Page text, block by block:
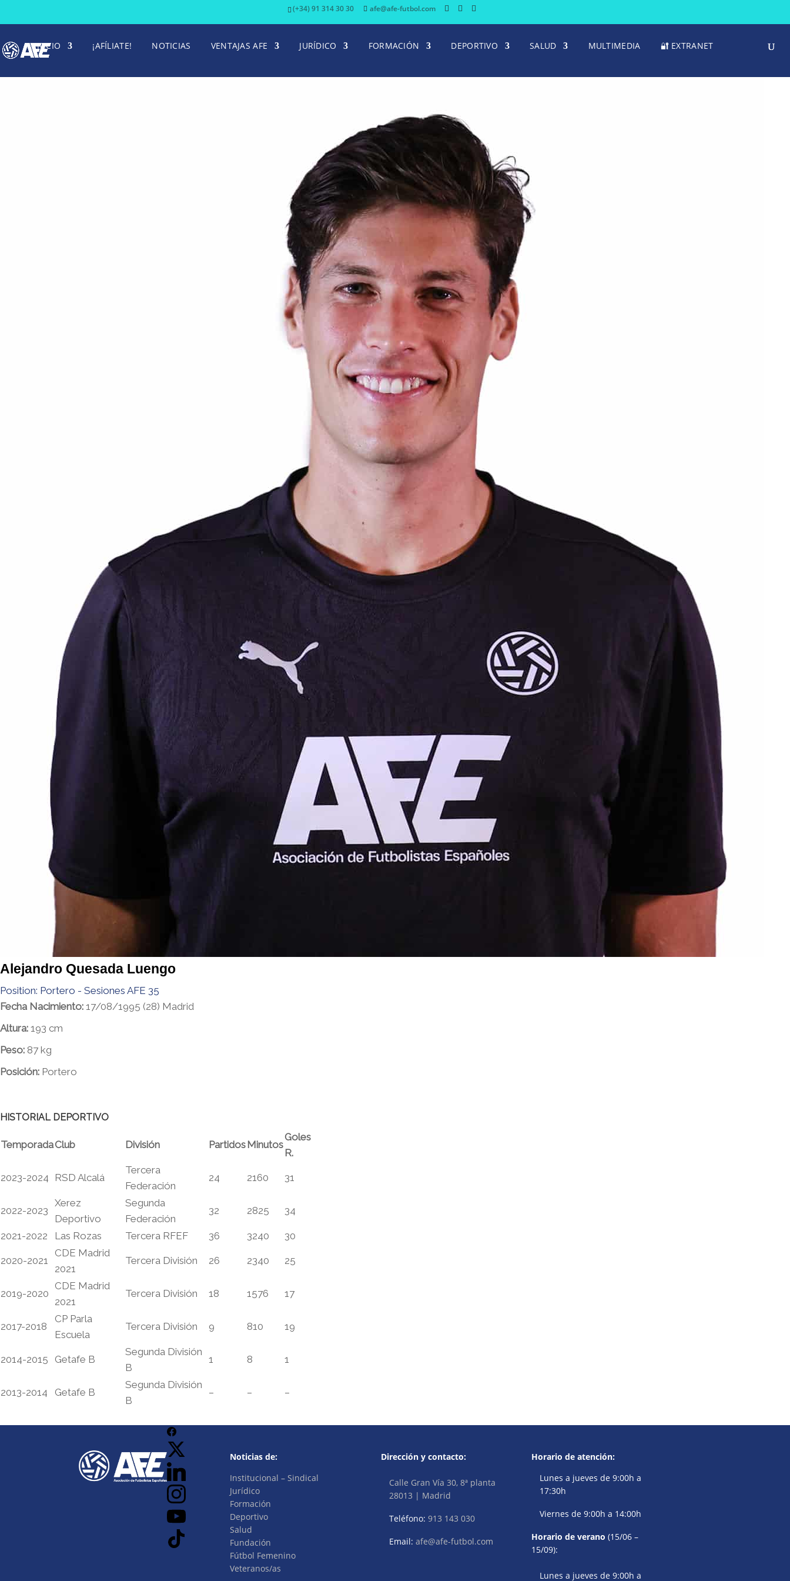
(+34) 91 314 30 30 afe@afe-futbol.com
INICIO ¡AFÍLIATE! NOTICIAS VENTAJAS AFE JURÍDICO FORMACIÓN DEPORTIVO SALUD MULTIMEDIA 🔐 EXTRANET
Alejandro Quesada Luengo
Position: Portero - Sesiones AFE 35
Fecha Nacimiento: 17/08/1995 (28) Madrid
Altura: 193 cm
Peso: 87 kg
Posición: Portero
HISTORIAL DEPORTIVO
TemporadaClub División Partidos Minutos
Goles
R.
2023-2024 RSD Alcalá
Tercera
Federación
24 2160 31
2022-2023
Xerez
Deportivo
Segunda
Federación
32 2825 34
2021-2022 Las Rozas Tercera RFEF 36 3240 30
2020-2021
CDE Madrid
2021
Tercera División 26 2340 25
2019-2020
CDE Madrid
2021
Tercera División 18 1576 17
2017-2018
CP Parla
Escuela
Tercera División 9 810 19
2014-2015 Getafe B
Segunda División
B
1 8 1
2013-2014 Getafe B
Segunda División
B
– – –
Noticias de:
Institucional – Sindical
Jurídico
Formación
Deportivo
Salud
Fundación
Fútbol Femenino
Veteranos/as
Dirección y contacto:
Calle Gran Vía 30, 8ª planta
28013 | Madrid
Teléfono: 913 143 030
Email: afe@afe-futbol.com
Horario de atención:
Lunes a jueves de 9:00h a
17:30h
Viernes de 9:00h a 14:00h
Horario de verano (15/06 –
15/09):
Lunes a jueves de 9:00h a